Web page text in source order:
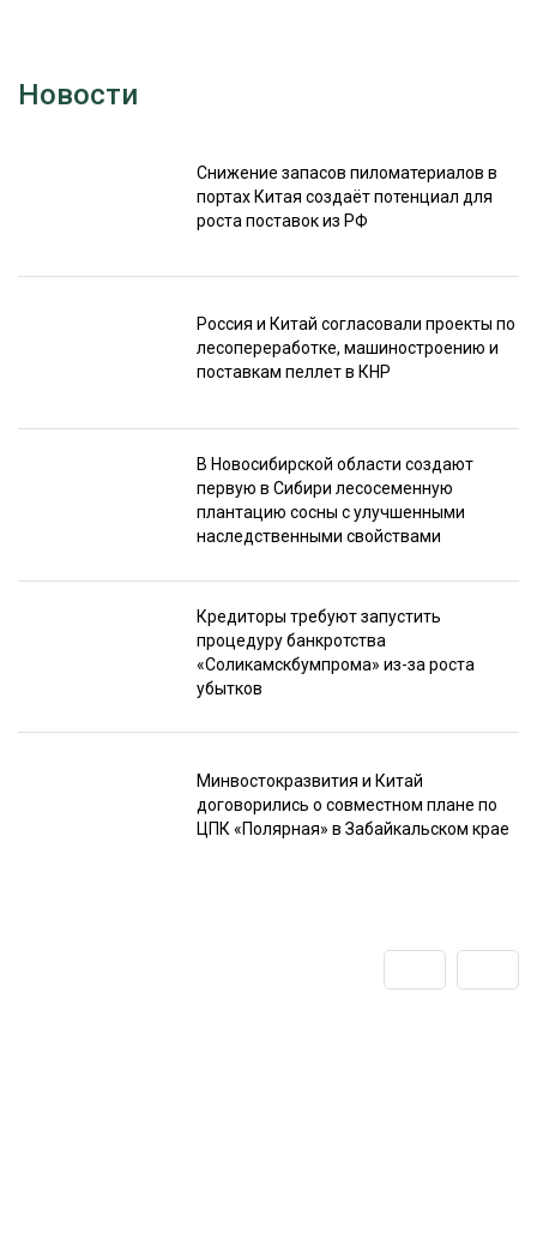
Новости
Снижение запасов пиломатериалов в
портах Китая создаёт потенциал для
роста поставок из РФ
Россия и Китай согласовали проекты по
лесопереработке, машиностроению и
поставкам пеллет в КНР
В Новосибирской области создают
первую в Сибири лесосеменную
плантацию сосны с улучшенными
наследственными свойствами
Кредиторы требуют запустить
процедуру банкротства
«Соликамскбумпрома» из-за роста
убытков
Минвостокразвития и Китай
договорились о совместном плане по
ЦПК «Полярная» в Забайкальском крае